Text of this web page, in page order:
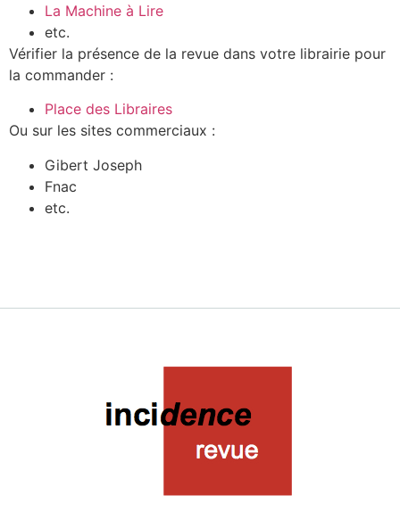
La Machine à Lire
etc.
Vérifier la présence de la revue dans votre librairie pour
la commander :
Place des Libraires
Ou sur les sites commerciaux :
Gibert Joseph
Fnac
etc.